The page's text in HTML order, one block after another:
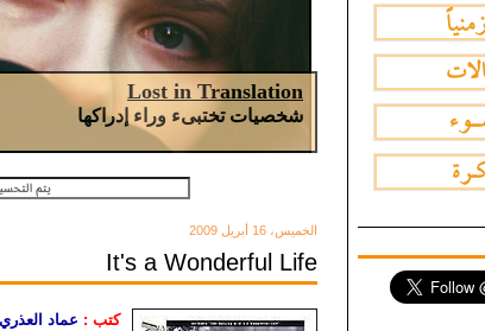
Lost in Translation
شخصيات تختبىء وراء إدراكها
الخميس، 16 أبريل 2009
It's a Wonderful Life
كتب : عماد العذري